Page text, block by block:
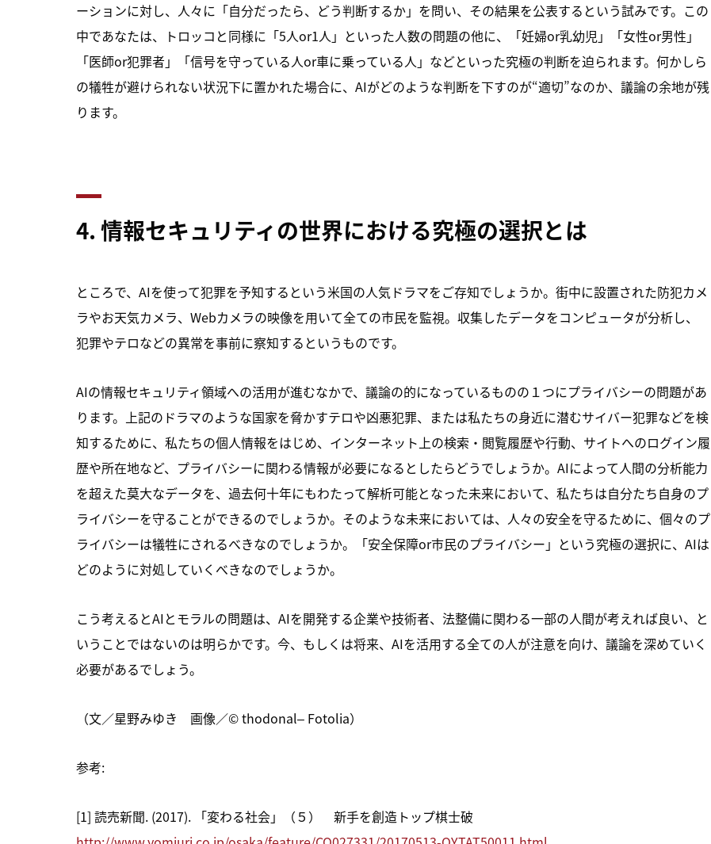
ーションに対し、人々に「自分だったら、どう判断するか」を問い、その結果を公表するという試みです。この
中であなたは、トロッコと同様に「5人or1人」といった人数の問題の他に、「妊婦or乳幼児」「女性or男性」
「医師or犯罪者」「信号を守っている人or車に乗っている人」などといった究極の判断を迫られます。何かしら
の犠牲が避けられない状況下に置かれた場合に、AIがどのような判断を下すのが“適切”なのか、議論の余地が残
ります。
4. 情報セキュリティの世界における究極の選択とは
ところで、AIを使って犯罪を予知するという米国の人気ドラマをご存知でしょうか。街中に設置された防犯カメ
ラやお天気カメラ、Webカメラの映像を用いて全ての市民を監視。収集したデータをコンピュータが分析し、
犯罪やテロなどの異常を事前に察知するというものです。
AIの情報セキュリティ領域への活用が進むなかで、議論の的になっているものの１つにプライバシーの問題があ
ります。上記のドラマのような国家を脅かすテロや凶悪犯罪、または私たちの身近に潜むサイバー犯罪などを検
知するために、私たちの個人情報をはじめ、インターネット上の検索・閲覧履歴や行動、サイトへのログイン履
歴や所在地など、プライバシーに関わる情報が必要になるとしたらどうでしょうか。AIによって人間の分析能力
を超えた莫大なデータを、過去何十年にもわたって解析可能となった未来において、私たちは自分たち自身のプ
ライバシーを守ることができるのでしょうか。そのような未来においては、人々の安全を守るために、個々のプ
ライバシーは犠牲にされるべきなのでしょうか。「安全保障or市民のプライバシー」という究極の選択に、AIは
どのように対処していくべきなのでしょうか。
こう考えるとAIとモラルの問題は、AIを開発する企業や技術者、法整備に関わる一部の人間が考えれば良い、と
いうことではないのは明らかです。今、もしくは将来、AIを活用する全ての人が注意を向け、議論を深めていく
必要があるでしょう。
（文／星野みゆき 画像／© thodonal– Fotolia）
参考:
[1] 読売新聞. (2017). 「変わる社会」（５） 新手を創造トップ棋士破